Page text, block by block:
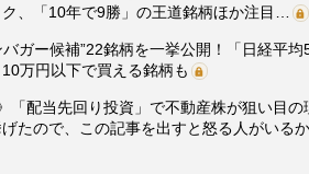
、「10年で9勝」の王道銘柄ほか注目…
ガー候補”22銘柄を一挙公開！「日経平均
万円以下で買える銘柄も
「配当先回り投資」で不動産株が狙い目の
たので、この記事を出すと怒る人がいる